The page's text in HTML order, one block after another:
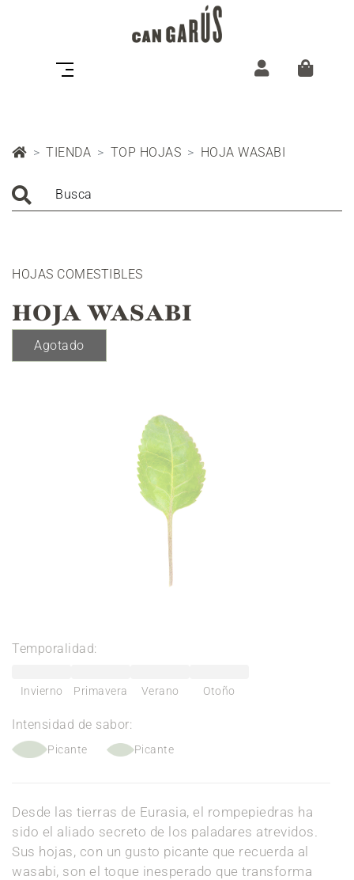
TIENDA TOP HOJAS HOJA WASABI
Busca
HOJAS COMESTIBLES
HOJA WASABI
Agotado
Temporalidad:
Invierno Primavera Verano Otoño
Intensidad de sabor:
Picante Picante
Desde las tierras de Eurasia, el rompepiedras ha
sido el aliado secreto de los paladares atrevidos.
Sus hojas, con un gusto picante que recuerda al
wasabi, son el toque inesperado que transforma